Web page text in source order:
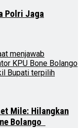
Polri Jaga
Mile: Hilangkan
Bolango